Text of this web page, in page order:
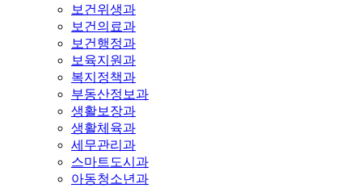
보건위생과
보건의료과
보건행정과
보육지원과
복지정책과
부동산정보과
생활보장과
생활체육과
세무관리과
스마트도시과
아동청소년과